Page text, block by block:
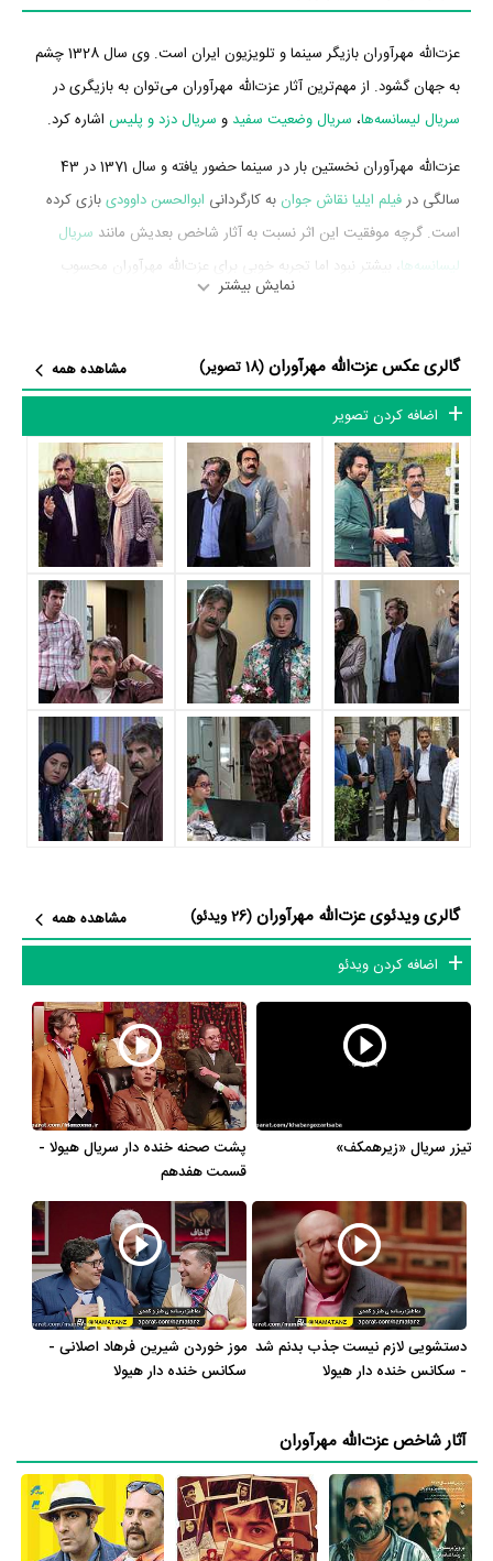
عزت‌الله مهرآوران بازیگر سینما و تلویزیون ایران است. وی سال 1328 چشم
به جهان گشود. از مهم‌ترین آثار عزت‌الله مهرآوران می‌توان به بازیگری در
سریال لیسانسه‌ها، سریال وضعیت سفید و سریال دزد و پلیس اشاره کرد.
عزت‌الله مهرآوران نخستین بار در سینما حضور یافته و سال 1371 در 43
سالگی درفیلم ایلیا نقاش جوان به کارگردانی ابوالحسن داوودیبازی کرده
است. گرچه موفقیت این اثر نسبت به آثار شاخص بعدیش مانند سریال
لیسانسه‌ها ، بیشتر نبود اما تجربه خوبی برای عزت‌الله مهرآوران محسوب
می‌شود و همکاری با هنرمندانی همچون
عمار دهقانی
عزت‌الله مهرآوران در سال 1395 دوره‌ی پرتلاشی را در عرصه سینما و
تلویزیون گذراند و در اثر مهمی بازی کرده است. اثر مهم عزت‌الله مهرآوران
در این سال، بازیگری در
سریال لیسانسه‌هابه کارگردانیسروش صحت
محسوب می‌شود.
شاید یکی از مهم‌ترین بخش‌های بیوگرافی عزت‌الله مهرآوران بازی درسریال
لیسانسه‌هابوده است. عزت‌الله مهرآوران سال 1395 در 67 سالگی در
سریال
لیسانسه‌هانقش مهمی بازی کرده است که توانست با مهارت خود، آن
نقش و همچنین خودش را میان مخاطبان تلویزیون مطرح کند. او در این
سریال با
سروش صحت
همکاری داشته است. عزت‌الله مهرآوران توانست با
بازی در
سریال لیسانسه‌ها
تجربه بازیگری موفقی برای خود رقم بزند و
همکاری در کنار بازیگرانی نظیرامیرحسین رستمی هوتن شکیبا،امیر
کاظمیومتین ستودهبر تجارب او افزود.
عزت‌الله مهرآوران علاوه‌بر
سریال لیسانسه‌ها، سال 1390 در 62 سالگی در
سریال وضعیت سفیدنیز بازی کرده است. عزت‌الله مهرآوران این‌بار باحمید
ابراهیمی
مونا احمدی، یونس غزالی و افسانه بایگان
با اینکه عزت‌الله مهرآوران را بیشتر بعنوان بازیگر می‌شناسیم، اما در
حرفه‌های دیگر نیز فعال بوده است. عزت‌الله مهرآوران علاوه‌بر بازیگر به‌عنوان
نویسنده و کارگردان نیز در سینما و تلویزیون فعالیت داشته است. مهم‌ترین
اثر عزت‌الله مهرآوران در حرفه‌ی نویسنده،سریال انتظاراست. مهم‌ترین اثر
عزت‌الله مهرآوران در حرفه‌ی کارگردان،سریال انتظاراست.
در این سال‌ها عزت‌الله مهرآوران با هنرمندان بسیاری تجربه‌ی کار داشته
است اما جالب است بدانید که در میان بازیگران امیرحسین رستمی با 5
مرتبه، پرویز پرستویی با 4 مرتبه، امیر کاظمی با 3 مرتبه، بهنام تشکر با 3
مرتبه و محمود‌ پاک‌نیت با 3 مرتبه بیشترین همکاری را با عزت‌الله مهرآوران
داشته‌اند.
یکی از ویژگی‌های حرفه‌ای بیوگرافی عزت‌الله مهرآوران آن هست که در مدت
زمان بازیگری خود، هم در تلویزیون و هم در سینما بازی کرده است.
مجموع 22 اثری که در کارنامه دارد، در 12 اثر در تلویزیون با نام‌های
افسانه هزار پایان،سریال ستارخان،سریال ایراندخت ،سریال لیسانسه‌ها 2 ،
سریال لیسانسه‌ها،سریال خروس،سریال دزد و پلیس،سریال وضعیت
سفید،سریال مسیر انحرافی،سریال حرفه‌ای‌ها،سریال ارث‌باباموسریال
نمایش بیشتر
گالری عکس عزت‌الله مهرآوران(18 تصویر)
مشاهده همه
اضافه کردن تصویر
گالری ویدئوی عزت‌الله مهرآوران(26 ویدئو)
مشاهده همه
اضافه کردن ویدئو
تیزر سریال «زیرهمکف»
پشت صحنه خنده دار سریال هیولا -
قسمت هفدهم
دستشویی لازم نیست جذب بدنم شد
- سکانس خنده دار هیولا
موز خوردن شیرین فرهاد اصلانی -
سکانس خنده دار هیولا
آثار شاخص عزت‌الله مهرآوران